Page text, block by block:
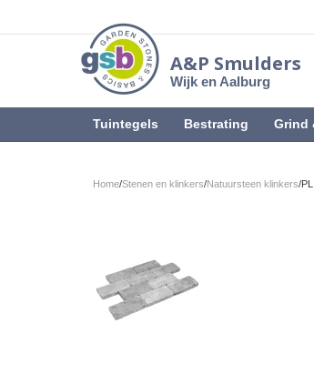
A&P Smulders
Wijk en Aalburg
Tuintegels Bestrating Grind
Home/Stenen en klinkers/Natuursteen klinkers/